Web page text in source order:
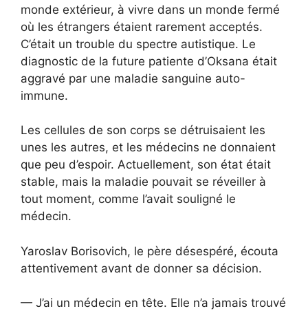
monde extérieur, à vivre dans un monde fermé
où les étrangers étaient rarement acceptés.
C’était un trouble du spectre autistique. Le
diagnostic de la future patiente d’Oksana était
aggravé par une maladie sanguine auto-
immune.
Les cellules de son corps se détruisaient les
unes les autres, et les médecins ne donnaient
que peu d’espoir. Actuellement, son état était
stable, mais la maladie pouvait se réveiller à
tout moment, comme l’avait souligné le
médecin.
Yaroslav Borisovich, le père désespéré, écouta
attentivement avant de donner sa décision.
— J’ai un médecin en tête. Elle n’a jamais trouvé